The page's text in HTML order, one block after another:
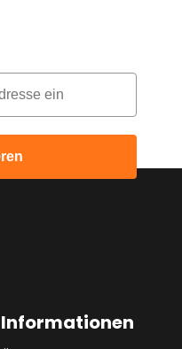
Informationen